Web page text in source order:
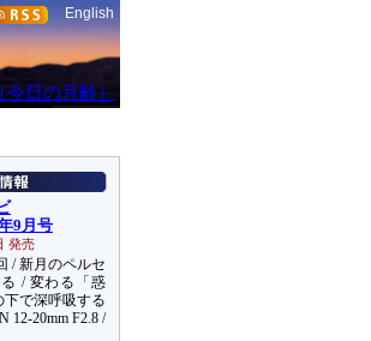
English
9月号
発売
/ 新月のペルセ
/ 変わる「惑
で深呼吸する
12-20mm F2.8 /